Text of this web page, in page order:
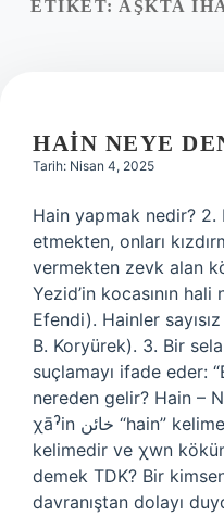
ETIKET: AŞKTA
HAIN NEYE
Tarih: Nisan 4, 2025
Hain yapmak nedir? 2.
etmekten, onları
vermekten zevk alan
Yezid’in kocasının
Efendi). Hainler
B. Koryürek). 3. Bir
suçlamayı ifade eder:
nereden gelir? Hain –
χāˀin خائن “hain” kelimesinden ödünç alınmış bir
kelimedir ve χwn
demek TDK? Bir
davranıştan dolayı